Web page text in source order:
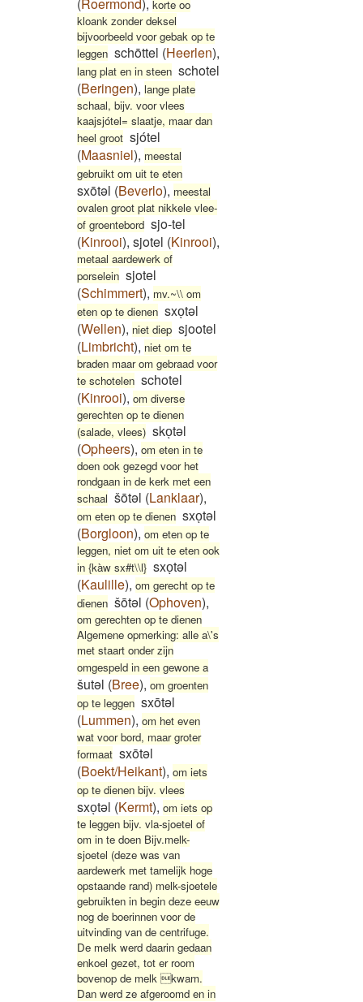
korte oo
kloank zonder deksel
bijvoorbeeld voor gebak op te
leggen schōttel (Heerlen),
lang plat en in steen schotel
(Beringen), lange plate
schaal, bijv. voor vlees
kaajsjótel= slaatje, maar dan
heel groot sjótel
(Maasniel), meestal
gebruikt om uit te eten
sxōtəl (Beverlo), meestal
ovalen groot plat nikkele vlee-
of groentebord sjo-tel
(Kinrooi), sjotel (Kinrooi),
metaal aardewerk of
porselein sjotel
(Schimmert), mv.~\\ om
eten op te dienen sxoͅtəl
(Wellen), niet diep sjootel
(Limbricht), niet om te
braden maar om gebraad voor
te schotelen schotel
(Kinrooi), om diverse
gerechten op te dienen
(salade, vlees) skoͅtəl
(Opheers), om eten in te
doen ook gezegd voor het
rondgaan in de kerk met een
schaal šōtəl (Lanklaar),
om eten op te dienen sxoͅtəl
(Borgloon), om eten op te
leggen, niet om uit te eten ook
in {kàw sx#t\\l} sxoͅtəl
(Kaulille), om gerecht op te
dienen šōtəl (Ophoven),
om gerechten op te dienen
Algemene opmerking: alle a\'s
met staart onder zijn
omgespeld in een gewone a
šutəl (Bree), om groenten
op te leggen sxōtəl
(Lummen), om het even
wat voor bord, maar groter
formaat sxōtəl
(Boekt/Heikant), om iets
op te dienen bijv. vlees
sxoͅtəl (Kermt), om iets op
te leggen bijv. vla-sjoetel of
om in te doen Bijv.melk-
sjoetel (deze was van
aardewerk met tamelijk hoge
opstaande rand) melk-sjoetele
gebruikten in begin deze eeuw
nog de boerinnen voor de
uitvinding van de centrifuge.
De melk werd daarin gedaan
enkoel gezet, tot er room
bovenop de melk kwam.
Dan werd ze afgeroomd en in